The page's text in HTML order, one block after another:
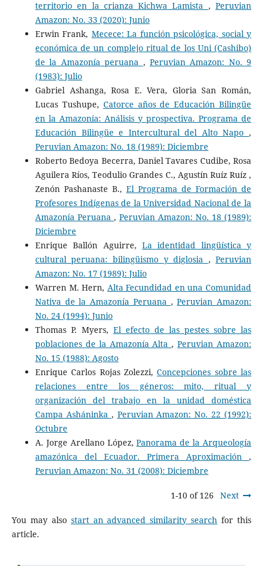
territorio en la crianza Kichwa Lamista ,Peruvian
Amazon: No. 33 (2020): Junio
Erwin Frank, Mecece: La función psicológica, social y
económica de un complejo ritual de los Uni (Cashibo)
de la Amazonía peruana , Peruvian Amazon: No. 9
(1983): Julio
Gabriel Ashanga, Rosa E. Vera, Gloria San Román,
Lucas Tushupe, Catorce años de Educación Bilingüe
en la Amazonía: Análisis y prospectiva. Programa de
Educación Bilingüe e Intercultural del Alto Napo,
Peruvian Amazon: No. 18 (1989): Diciembre
Roberto Bedoya Becerra, Daniel Tavares Cudibe, Rosa
Aguilera Ríos, Teodulio Grandes C., Agustín Ruíz Ruíz ,
Zenón Pashanaste B., El Programa de Formación de
Profesores Indígenas de la Universidad Nacional de la
Amazonía Peruana ,Peruvian Amazon: No. 18 (1989):
Diciembre
Enrique Ballón Aguirre, La identidad lingüística y
cultural peruana: bilingüismo y diglosia ,Peruvian
Amazon: No. 17 (1989): Julio
Warren M. Hern, Alta Fecundidad en una Comunidad
Nativa de la Amazonía Peruana ,Peruvian Amazon:
No. 24 (1994): Junio
Thomas P. Myers, El efecto de las pestes sobre las
poblaciones de la Amazonía Alta,Peruvian Amazon:
No. 15 (1988): Agosto
Enrique Carlos Rojas Zolezzi,Concepciones sobre las
relaciones entre los géneros: mito, ritual y
organización del trabajo en la unidad doméstica
Campa Asháninka , Peruvian Amazon: No. 22 (1992):
Octubre
A. Jorge Arellano López,Panorama de la Arqueología
amazónica del Ecuador. Primera Aproximación,
Peruvian Amazon: No. 31 (2008): Diciembre
1-10 of 126 Next
You may also start an advanced similarity search for this
article.